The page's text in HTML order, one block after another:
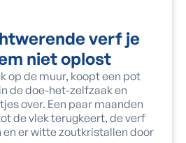
verf je
niet oplost
op de muur, koopt een pot
de doe-het-zelfzaak en
over. Een paar maanden
de vlek terugkeert, de verf
er witte zoutkristallen door